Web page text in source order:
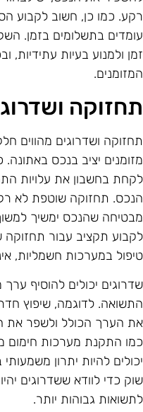
כמו כן, חשוב לקבוע
בתשלומים בזמן.
ולמנוע בעיות עתידיות,
ושדרוגים מהווים
יציב בנכס באתונה.
בחשבון את עלויות
תחזוקה שוטפת לא רק
שהנכס ימשיך למשוך
תקציב עבור תחזוקה
במערכות חשמליות,
יכולים להוסיף
לדוגמה, שיפוץ
הערך הכולל ולשפר את
התקנת מערכות חימום
להיות יתרון
כדי לוודא ששדרוגים
גבוהות יותר.